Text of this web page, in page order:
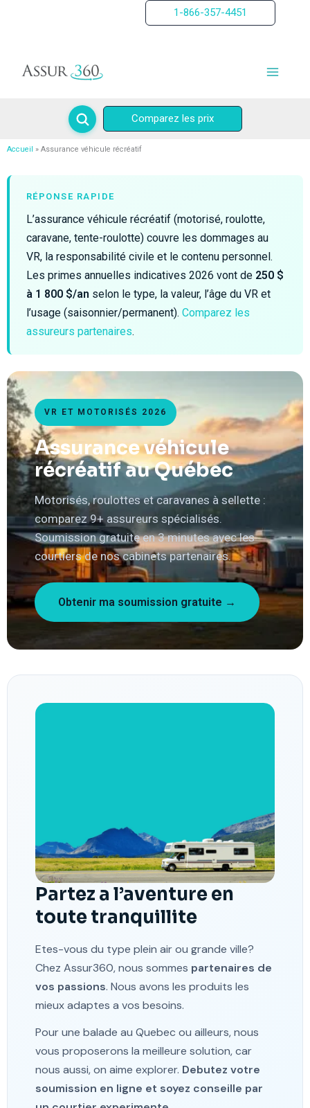
1-866-357-4451
Comparez les prix
Accueil Assurance véhicule récréatif
RÉPONSE RAPIDE
L’assurance véhicule récréatif (motorisé, roulotte,
caravane, tente-roulotte) couvre les dommages au
VR, la responsabilité civile et le contenu personnel.
Les primes annuelles indicatives 2026 vont de 250 $
à 1 800 $/an selon le type, la valeur, l’âge du VR et
l’usage (saisonnier/permanent). Comparez les
assureurs partenaires.
VR ET MOTORISÉS 2026
Assurance véhicule
récréatif au Québec
Motorisés, roulottes et caravanes à sellette :
comparez 9+ assureurs spécialisés.
Soumission gratuite en 3 minutes avec les
courtiers de nos cabinets partenaires.
Obtenir ma soumission gratuite →
Partez a l’aventure en
toute tranquillite
Etes-vous du type plein air ou grande ville?
Chez Assur360, nous sommes partenaires de
vos passions. Nous avons les produits les
mieux adaptes a vos besoins.
Pour une balade au Quebec ou ailleurs, nous
vous proposerons la meilleure solution, car
nous aussi, on aime explorer. Debutez votre
soumission en ligne et soyez conseille par